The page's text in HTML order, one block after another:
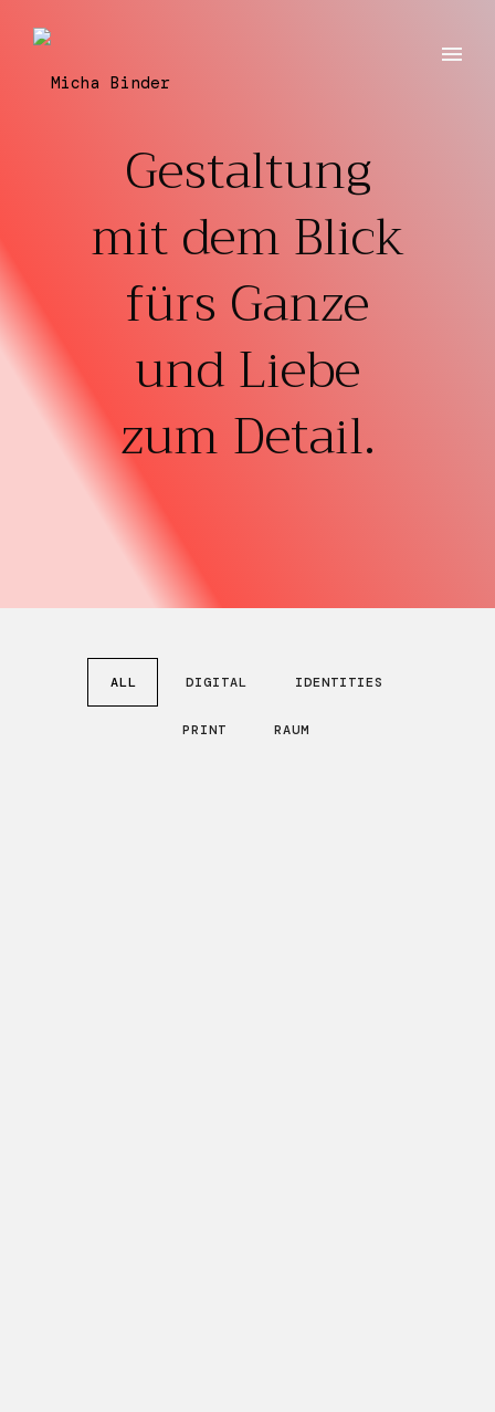
Gestaltung
mit dem Blick
fürs Ganze
und Liebe
zum Detail.
ALL DIGITAL IDENTITIES
PRINT RAUM